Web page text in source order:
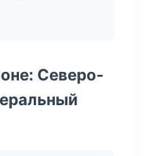
Северо-